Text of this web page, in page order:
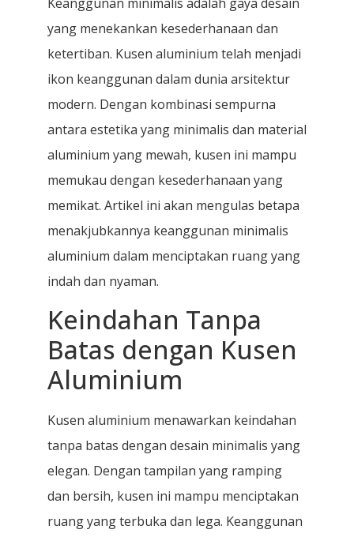
yang menekankan kesederhanaan dan
ketertiban. Kusen aluminium telah menjadi
ikon keanggunan dalam dunia arsitektur
modern. Dengan kombinasi sempurna
antara estetika yang minimalis dan material
aluminium yang mewah, kusen ini mampu
memukau dengan kesederhanaan yang
memikat. Artikel ini akan mengulas betapa
menakjubkannya keanggunan minimalis
aluminium dalam menciptakan ruang yang
indah dan nyaman.
Keindahan Tanpa
Batas dengan Kusen
Aluminium
Kusen aluminium menawarkan keindahan
tanpa batas dengan desain minimalis yang
elegan. Dengan tampilan yang ramping
dan bersih, kusen ini mampu menciptakan
ruang yang terbuka dan lega. Keanggunan